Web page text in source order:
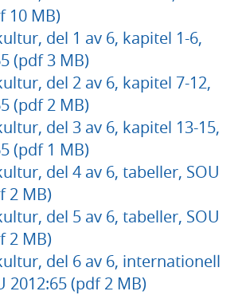
10 MB)
del 1 av 6, kapitel 1-6,
(pdf 3 MB)
del 2 av 6, kapitel 7-12,
(pdf 2 MB)
del 3 av 6, kapitel 13-15,
(pdf 1 MB)
del 4 av 6, tabeller, SOU
2 MB)
del 5 av 6, tabeller, SOU
2 MB)
del 6 av 6, internationell
2012:65 (pdf 2 MB)